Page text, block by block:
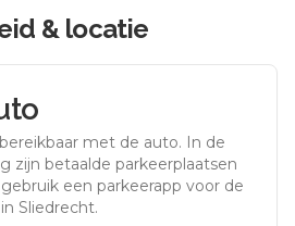
& locatie
met de auto. In de
zijn betaalde parkeerplaatsen
gebruik een parkeerapp voor de
Sliedrecht.